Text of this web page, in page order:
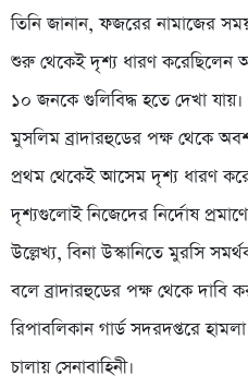
তিনি জানান, ফজরের নামাজের
শুরু থেকেই দৃশ্য ধারণ করেছিলেন
১০ জনকে গুলিবিদ্ধ হতে দেখা যায়।
মুসলিম ব্রাদারহুডের পক্ষ থেকে
প্রথম থেকেই আসেম দৃশ্য ধারণ
দৃশ্যগুলোই নিজেদের নির্দোষ
উল্লেখ্য, বিনা উস্কানিতে মুরসি
বলে ব্রাদারহুডের পক্ষ থেকে দাবি
রিপাবলিকান গার্ড সদরদপ্তরে
চালায় সেনাবাহিনী।